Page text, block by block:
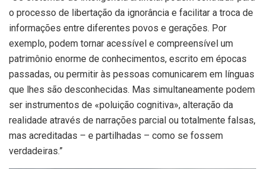
o processo de libertação da ignorância e facilitar a troca de
informações entre diferentes povos e gerações. Por
exemplo, podem tornar acessível e compreensível um
patrimônio enorme de conhecimentos, escrito em épocas
passadas, ou permitir às pessoas comunicarem em línguas
que lhes são desconhecidas. Mas simultaneamente podem
ser instrumentos de «poluição cognitiva», alteração da
realidade através de narrações parcial ou totalmente falsas,
mas acreditadas – e partilhadas – como se fossem
verdadeiras.”